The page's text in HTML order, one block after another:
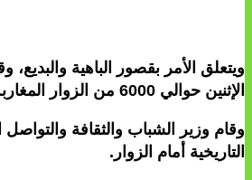
ويتعلق الأمر بقصور الباهية
الإثنين حوالي 6000 من الزوار المغاربة والأجانب.
وقام وزير الشباب والثقافة
التاريخية أمام الزوار.